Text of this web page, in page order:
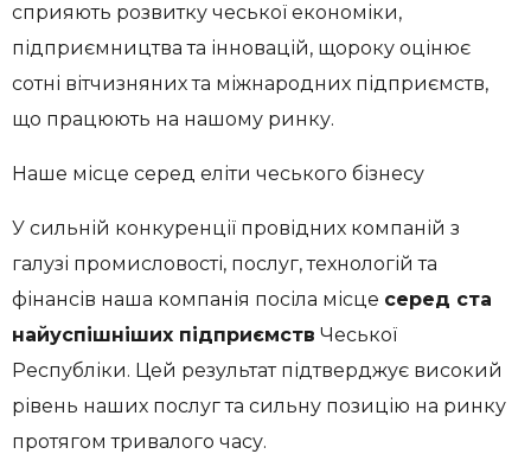
сприяють розвитку чеської економіки,
підприємництва та інновацій, щороку оцінює
сотні вітчизняних та міжнародних підприємств,
що працюють на нашому ринку.
Наше місце серед еліти чеського бізнесу
У сильній конкуренції провідних компаній з
галузі промисловості, послуг, технологій та
фінансів наша компанія посіла місце серед ста
найуспішніших підприємств Чеської
Республіки. Цей результат підтверджує високий
рівень наших послуг та сильну позицію на ринку
протягом тривалого часу.